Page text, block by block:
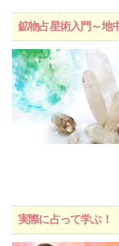
鉱物占星術入門～地
実際に占って学ぶ！